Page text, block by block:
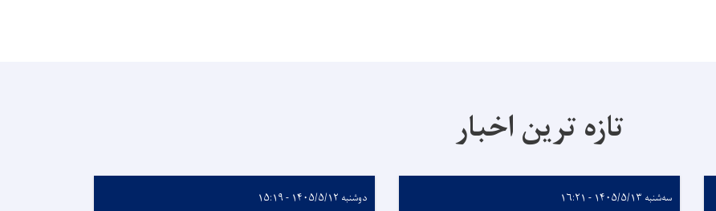
تازه ترین اخبار
سه‌شنبه ۱۴۰۵/۵/۱۳ - ۱۶:۲۱ دوشنبه ۱۴۰۵/۵/۱۲ - ۱۵:۱۹